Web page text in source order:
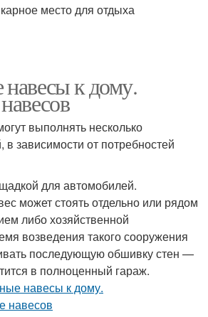
место для отдыха
к дому.
выполнять несколько
зависимости от потребностей
для автомобилей.
может стоять отдельно или рядом
либо хозяйственной
возведения такого сооружения
последующую обшивку стен —
в полноценный гараж.